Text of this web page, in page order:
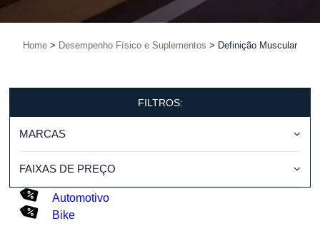
Home Desempenho Físico e Suplementos Definição Muscular
FILTROS:
MARCAS
FAIXAS DE PREÇO
Automotivo
Bike